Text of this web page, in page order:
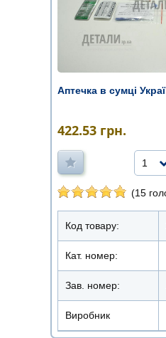
Аптечка в сумці
422.53 грн.
1
(15
Код товару:
Кат. номер:
Зав. номер:
Виробник